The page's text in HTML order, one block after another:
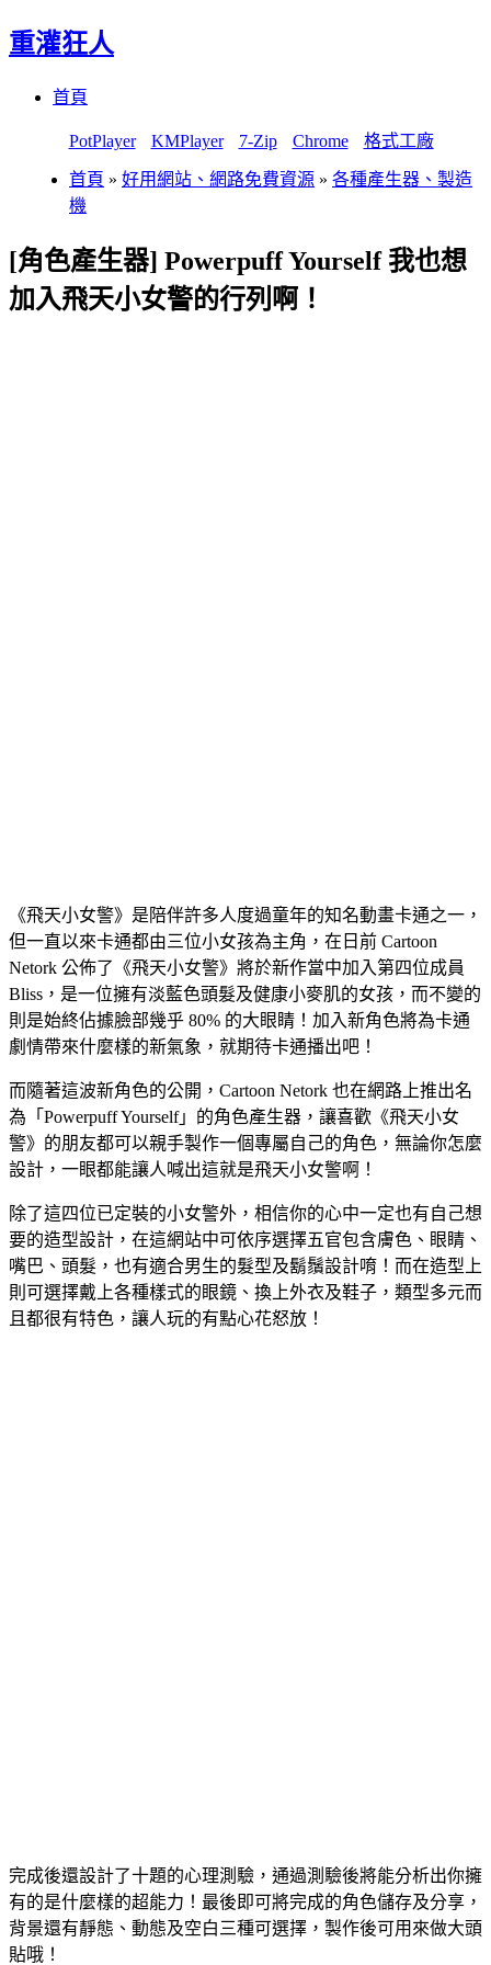
重灌狂人
首頁
PotPlayer KMPlayer 7-Zip Chrome 格式工廠
首頁 » 好用網站、網路免費資源 » 各種產生器、製造
機
[角色產生器] Powerpuff Yourself 我也想
加入飛天小女警的行列啊！
《飛天小女警》是陪伴許多人度過童年的知名動畫卡通之一，
但一直以來卡通都由三位小女孩為主角，在日前 Cartoon
Netork 公佈了《飛天小女警》將於新作當中加入第四位成員
Bliss，是一位擁有淡藍色頭髮及健康小麥肌的女孩，而不變的
則是始終佔據臉部幾乎 80% 的大眼睛！加入新角色將為卡通
劇情帶來什麼樣的新氣象，就期待卡通播出吧！
而隨著這波新角色的公開，Cartoon Netork 也在網路上推出名
為「Powerpuff Yourself」的角色產生器，讓喜歡《飛天小女
警》的朋友都可以親手製作一個專屬自己的角色，無論你怎麼
設計，一眼都能讓人喊出這就是飛天小女警啊！
除了這四位已定裝的小女警外，相信你的心中一定也有自己想
要的造型設計，在這網站中可依序選擇五官包含膚色、眼睛、
嘴巴、頭髮，也有適合男生的髮型及鬍鬚設計唷！而在造型上
則可選擇戴上各種樣式的眼鏡、換上外衣及鞋子，類型多元而
且都很有特色，讓人玩的有點心花怒放！
完成後還設計了十題的心理測驗，通過測驗後將能分析出你擁
有的是什麼樣的超能力！最後即可將完成的角色儲存及分享，
背景還有靜態、動態及空白三種可選擇，製作後可用來做大頭
貼哦！